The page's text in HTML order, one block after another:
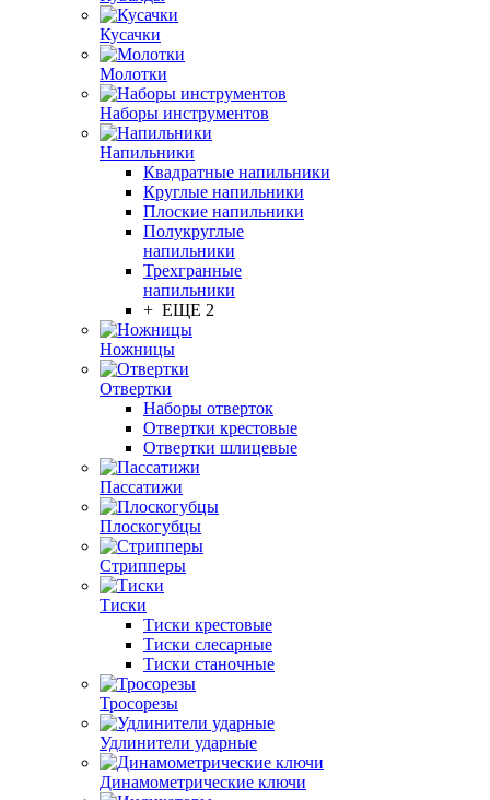
Кусачки
Молотки
Наборы инструментов
Напильники
Квадратные напильники
Круглые напильники
Плоские напильники
Полукруглые
напильники
Трехгранные
напильники
+ ЕЩЕ 2
Ножницы
Отвертки
Наборы отверток
Отвертки крестовые
Отвертки шлицевые
Пассатижи
Плоскогубцы
Стрипперы
Тиски
Тиски крестовые
Тиски слесарные
Тиски станочные
Тросорезы
Удлинители ударные
Динамометрические ключи